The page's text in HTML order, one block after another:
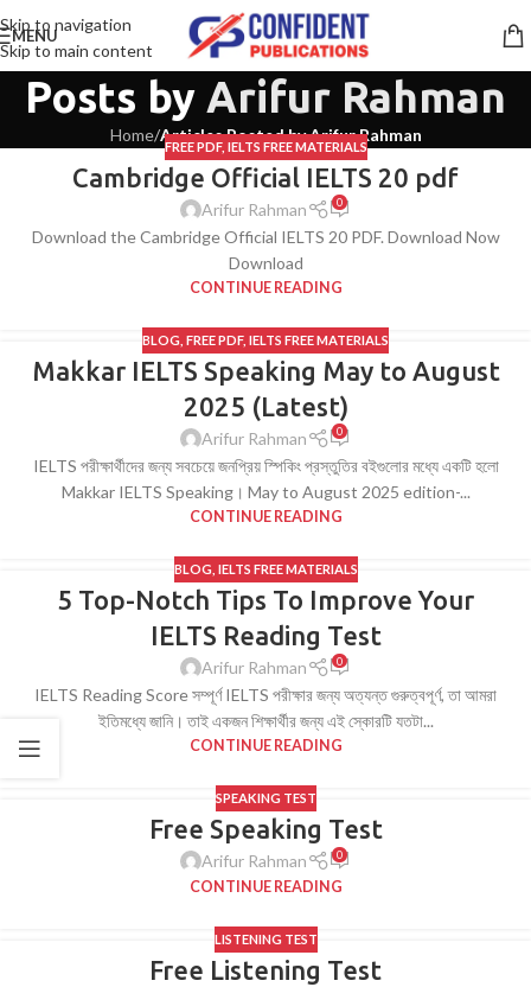
Skip to navigation
Skip to main content
MENU
Posts by Arifur Rahman
Home/Articles Posted by Arifur Rahman
FREE PDF, IELTS FREE MATERIALS
Cambridge Official IELTS 20 pdf
Arifur Rahman 0
Download the Cambridge Official IELTS 20 PDF. Download Now
Download
CONTINUE READING
BLOG FREE PDF, IELTS FREE MATERIALS
Makkar IELTS Speaking May to August
2025 (Latest)
Arifur Rahman 0
IELTS পরীক্ষার্থীদের জন্য সবচেয়ে জনপ্রিয় স্পিকিং প্রস্তুতির বইগুলোর মধ্যে একটি হলো
Makkar IELTS Speaking। May to August 2025 edition-...
CONTINUE READING
BLOG IELTS FREE MATERIALS
5 Top-Notch Tips To Improve Your
IELTS Reading Test
Arifur Rahman 0
IELTS Reading Score সম্পূর্ণ IELTS পরীক্ষার জন্য অত্যন্ত গুরুত্বপূর্ণ, তা আমরা
ইতিমধ্যে জানি। তাই একজন শিক্ষার্থীর জন্য এই স্কোরটি যতটা...
CONTINUE READING
SPEAKING TEST
Free Speaking Test
Arifur Rahman 0
CONTINUE READING
LISTENING TEST
Free Listening Test